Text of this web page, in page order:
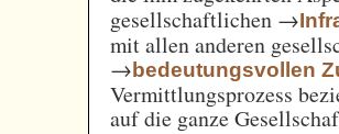
gesellschaftlichen →
mit allen anderen
→bedeutungsvollen
Vermittlungsprozess
auf die ganze